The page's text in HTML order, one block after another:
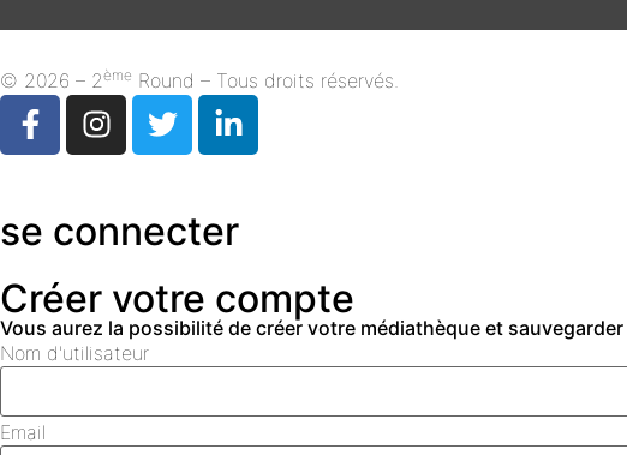
© 2026 – 2ème Round – Tous droits réservés.
se connecter
Créer votre compte
Vous aurez la possibilité de créer votre médiathèque et
Nom d'utilisateur
Email